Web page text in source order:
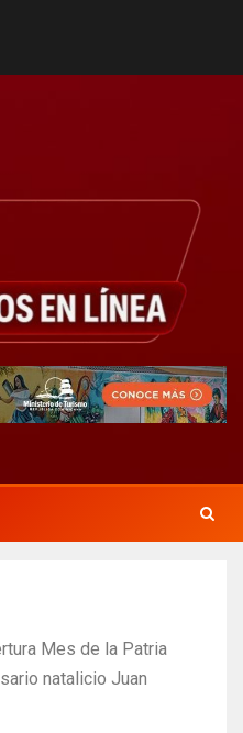
Mes de la Patria
natalicio Juan